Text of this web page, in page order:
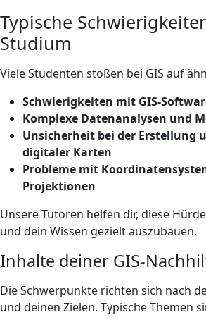
Typische
Studium
Viele Studenten stoßen bei GIS auf
Schwierigkeiten mit GIS-
Komplexe Datenanalysen und
Unsicherheit bei der Erstellung
digitaler Karten
Probleme mit
Projektionen
Unsere Tutoren helfen dir, diese
und dein Wissen gezielt auszubauen.
Inhalte deiner GIS-
Die Schwerpunkte richten sich nach
und deinen Zielen. Typische Themen